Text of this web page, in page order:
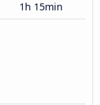
1h 15min